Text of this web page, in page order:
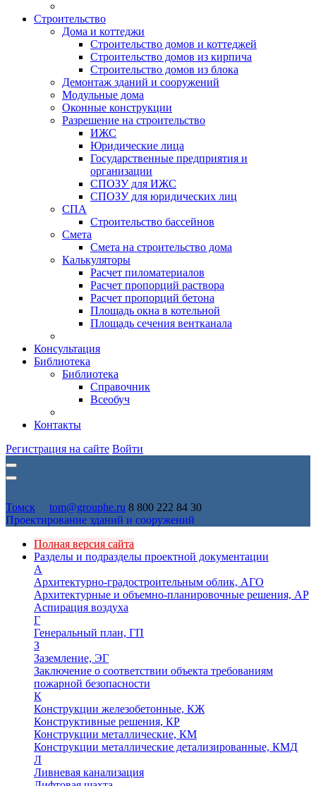
Строительство
Дома и коттеджи
Строительство домов и коттеджей
Строительство домов из кирпича
Строительство домов из блока
Демонтаж зданий и сооружений
Модульные дома
Оконные конструкции
Разрешение на строительство
ИЖС
Юридические лица
Государственные предприятия и
организации
СПОЗУ для ИЖС
СПОЗУ для юридических лиц
СПА
Строительство бассейнов
Смета
Смета на строительство дома
Калькуляторы
Расчет пиломатериалов
Расчет пропорций раствора
Расчет пропорций бетона
Площадь окна в котельной
Площадь сечения вентканала
Консультация
Библиотека
Библиотека
Справочник
Всеобуч
Контакты
Регистрация на сайте Войти
Томск tom@grouphe.ru 8 800 222 84 30
Проектирование зданий и сооружений
Полная версия сайта
Разделы и подразделы проектной документации
А
Архитектурно-градостроительным облик, АГО
Архитектурные и объемно-планировочные решения, АР
Аспирация воздуха
Г
Генеральный план, ГП
З
Заземление, ЭГ
Заключение о соответствии объекта требованиям
пожарной безопасности
К
Конструкции железобетонные, КЖ
Конструктивные решения, КР
Конструкции металлические, КМ
Конструкции металлические детализированные, КМД
Л
Ливневая канализация